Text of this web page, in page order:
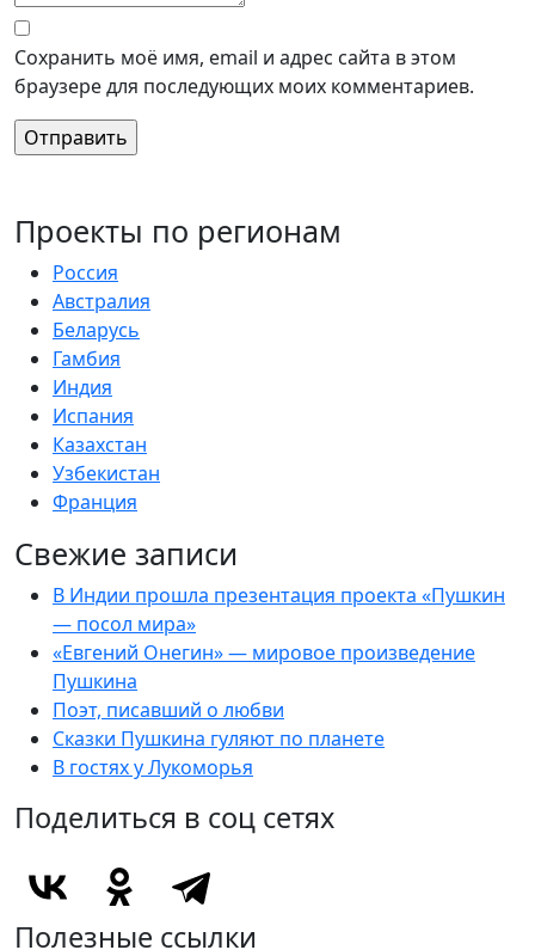
Сохранить моё имя, email и адрес сайта в этом
браузере для последующих моих комментариев.
Проекты по регионам
Россия
Австралия
Беларусь
Гамбия
Индия
Испания
Казахстан
Узбекистан
Франция
Свежие записи
В Индии прошла презентация проекта «Пушкин
— посол мира»
«Евгений Онегин» — мировое произведение
Пушкина
Поэт, писавший о любви
Сказки Пушкина гуляют по планете
В гостях у Лукоморья
Поделиться в соц сетях
Полезные ссылки